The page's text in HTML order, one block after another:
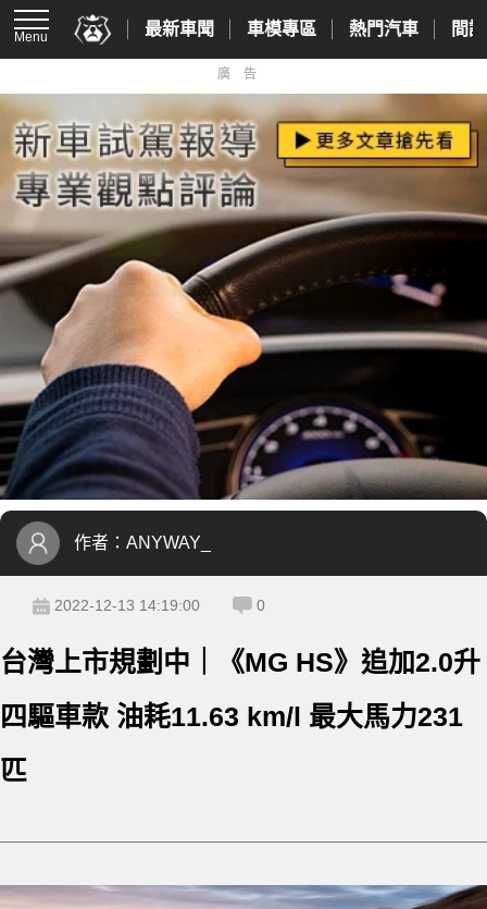
Menu 最新車聞 車模專區 熱門汽車 間
廣告
作者： ANYWAY_
2022-12-13 14:19:00 0
台灣上市規劃中｜《MG HS》追加2.0升
四驅車款 油耗11.63 km/l 最大馬力231
匹